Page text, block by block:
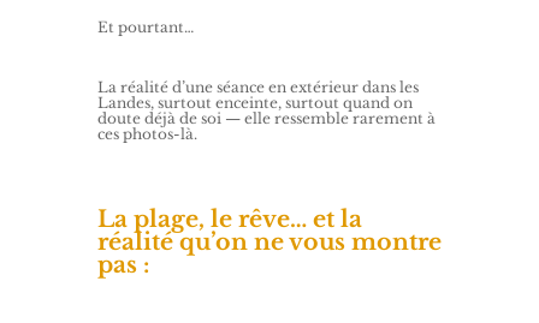
Et pourtant…
La réalité d’une séance en extérieur dans les
Landes, surtout enceinte, surtout quand on
doute déjà de soi — elle ressemble rarement à
ces photos-là.
La plage, le rêve… et la
réalité qu’on ne vous montre
pas :